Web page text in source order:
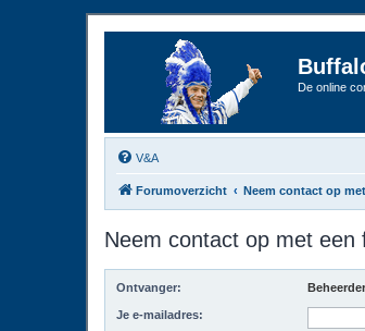
De online
V&A
Forumoverzicht Neem contact op
Neem contact op met een
Ontvanger: Beheerder
Je e-mailadres: